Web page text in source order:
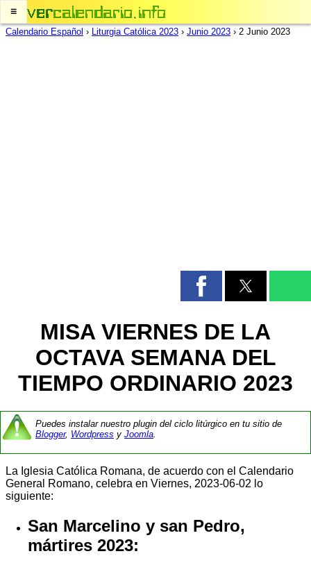
≡
Calendario Español › Liturgia Católica 2023 › Junio 2023 › 2 Junio 2023
MISA VIERNES DE LA
OCTAVA SEMANA DEL
TIEMPO ORDINARIO 2023
Puedes instalar nuestro plugin del ciclo litúrgico en tu sitio de
Blogger, Wordpress y Joomla.
La Iglesia Católica Romana, de acuerdo con el Calendario
General Romano, celebra en Viernes, 2023-06-02 lo
siguiente:
San Marcelino y san Pedro,
mártires 2023: